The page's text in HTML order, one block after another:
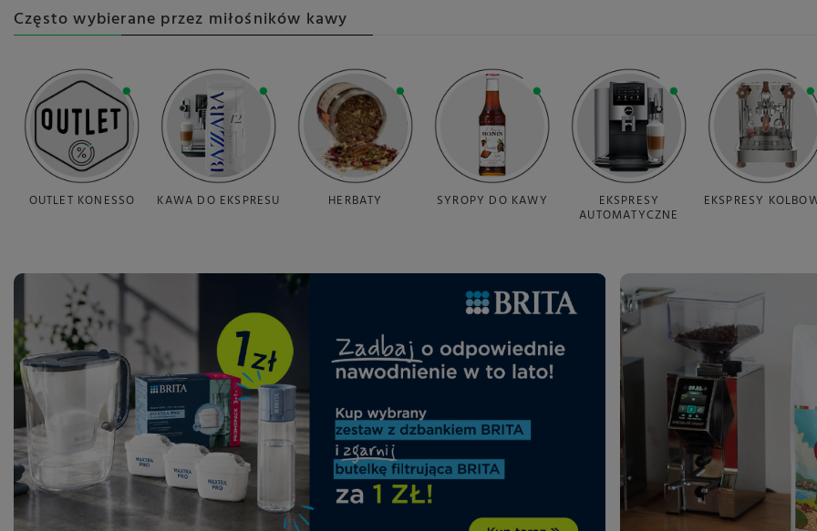
Często wybierane przez miłośników kawy
OUTLET KONESSO KAWA DO EKSPRESU HERBATY SYROPY DO KAWY EKSPRESY
AUTOMATYCZNE
EKSPRESY